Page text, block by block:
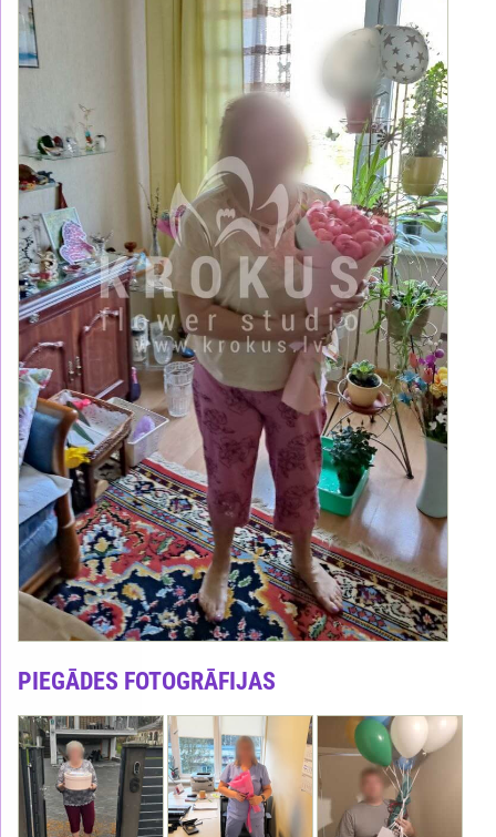
PIEGĀDES FOTOGRĀFIJAS